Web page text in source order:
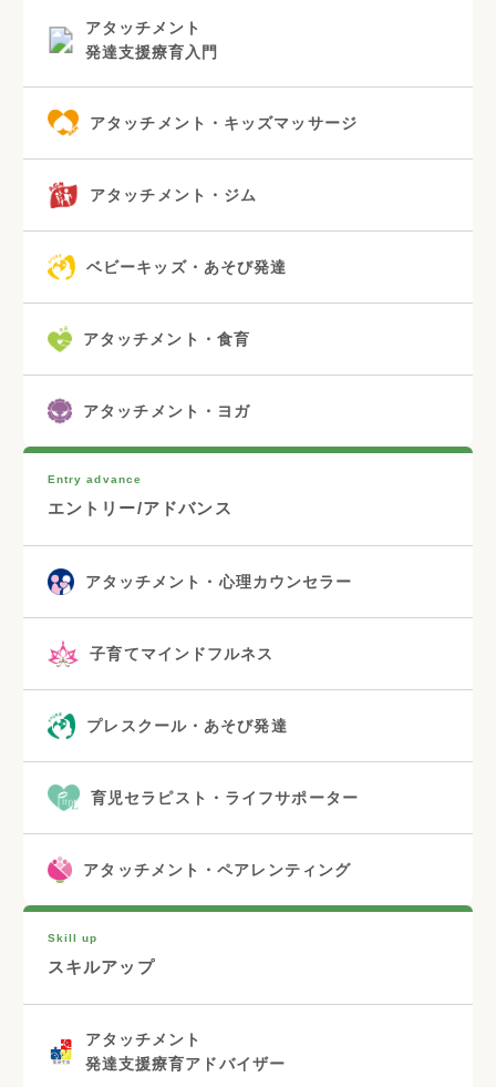
アタッチメント
発達支援療育入門
アタッチメント・キッズマッサージ
アタッチメント・ジム
ベビーキッズ・あそび発達
アタッチメント・食育
アタッチメント・ヨガ
Entry advance
エントリー/アドバンス
アタッチメント・心理カウンセラー
子育てマインドフルネス
プレスクール・あそび発達
育児セラピスト・ライフサポーター
アタッチメント・ペアレンティング
Skill up
スキルアップ
アタッチメント
発達支援療育アドバイザー